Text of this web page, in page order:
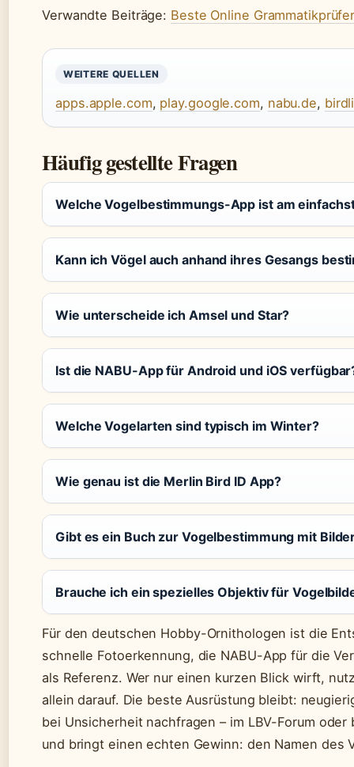
Verwandte Beiträge: Beste Online
WEITERE QUELLEN
apps.apple.com, play.google.com, nabu.de,
Häufig gestellte Fragen
Welche Vogelbestimmungs-App ist am
Kann ich Vögel auch anhand ihres Gesangs
Wie unterscheide ich Amsel und Star?
Ist die NABU-App für Android und iOS
Welche Vogelarten sind typisch im Winter?
Wie genau ist die Merlin Bird ID App?
Gibt es ein Buch zur Vogelbestimmung mit
Brauche ich ein spezielles Objektiv für
Für den deutschen Hobby-Ornithologen ist die
schnelle Fotoerkennung, die NABU-App für die
als Referenz. Wer nur einen kurzen Blick wirft,
allein darauf. Die beste Ausrüstung bleibt:
bei Unsicherheit nachfragen – im LBV-Forum
und bringt einen echten Gewinn: den Namen des